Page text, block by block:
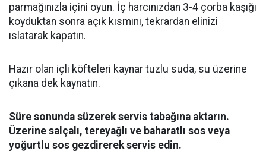
parmağınızla içini oyun. İç harcınızdan 3-4 çorba kaşığı
koyduktan sonra açık kısmını, tekrardan elinizi
ıslatarak kapatın.
Hazır olan içli köfteleri kaynar tuzlu suda, su üzerine
çıkana dek kaynatın.
Süre sonunda süzerek servis tabağına aktarın.
Üzerine salçalı, tereyağlı ve baharatlı sos veya
yoğurtlu sos gezdirerek servis edin.